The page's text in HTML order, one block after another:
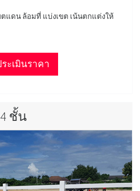
ตแดน ล้อมที่ แบ่งเขต เน้นตกแต่งให้
ะเมินราคา
ชั้น